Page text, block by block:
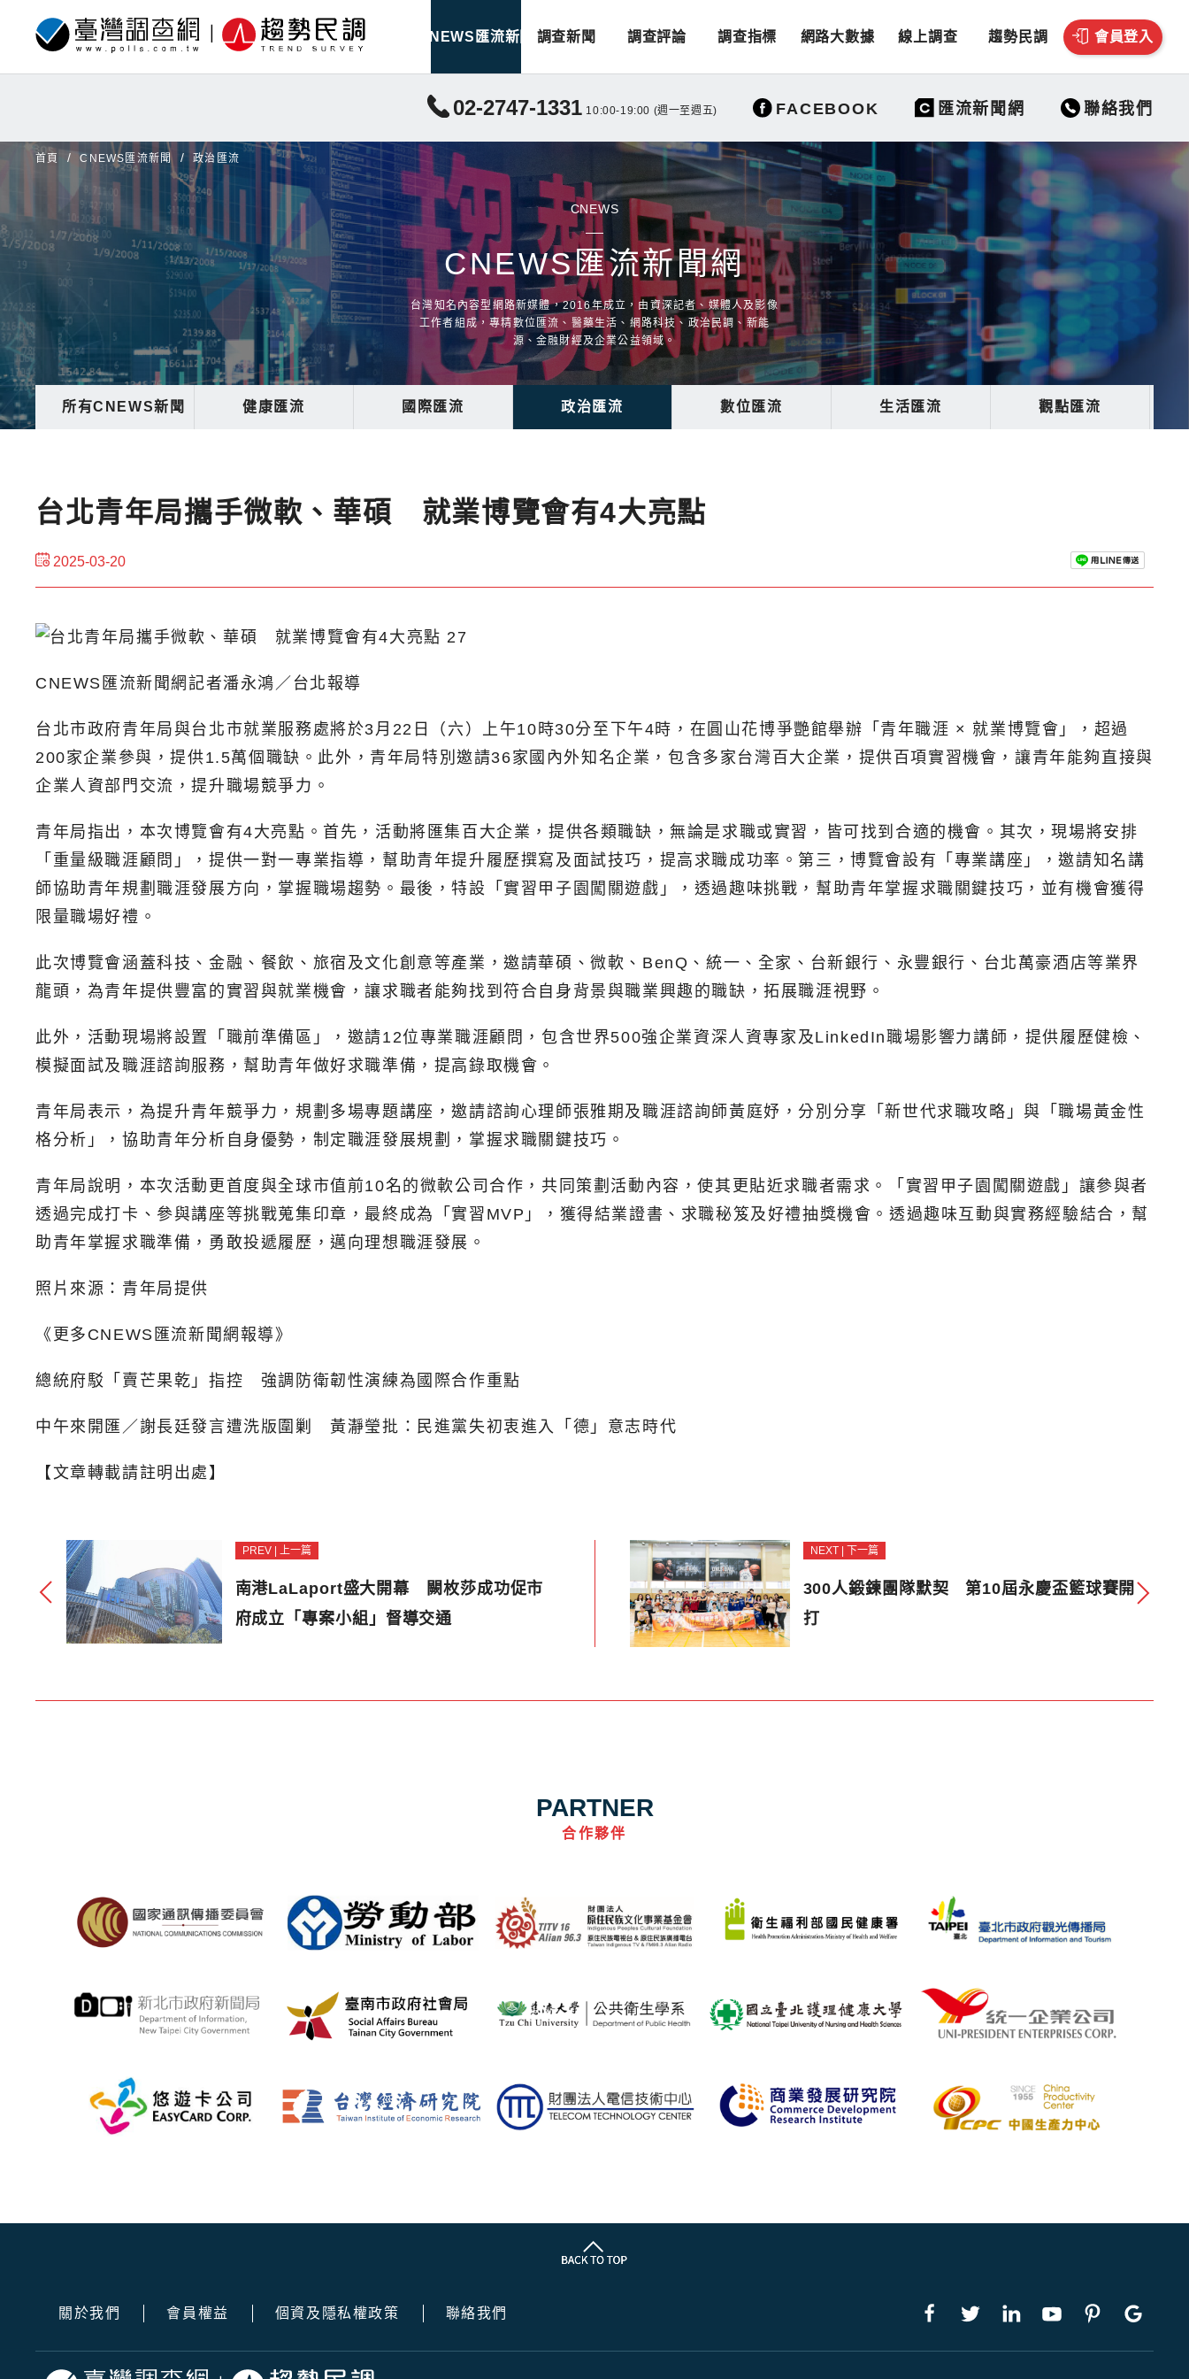
CNEWS匯流新聞 調查新聞 調查評論 調查指標 網路大數據 線上調查 趨勢民調 會員登入
02-2747-1331 10:00-19:00 (週一至週五) FACEBOOK 匯流新聞網 聯絡我們
首頁 CNEWS匯流新聞 政治匯流
CNEWS
CNEWS匯流新聞網
台灣知名內容型網路新媒體，2016年成立，由資深記者、媒體人及影像
工作者組成，專精數位匯流、醫藥生活、網路科技、政治民調、新能
源、金融財經及企業公益領域。
所有CNEWS新聞 健康匯流 國際匯流 政治匯流 數位匯流 生活匯流 觀點匯流
台北青年局攜手微軟、華碩 就業博覽會有4大亮點
2025-03-20
CNEWS匯流新聞網記者潘永鴻／台北報導
台北市政府青年局與台北市就業服務處將於3月22日（六）上午10時30分至下午4時，在圓山花博爭艷館舉辦「青年職涯 × 就業博覽會」，超過
200家企業參與，提供1.5萬個職缺。此外，青年局特別邀請36家國內外知名企業，包含多家台灣百大企業，提供百項實習機會，讓青年能夠直接與
企業人資部門交流，提升職場競爭力。
青年局指出，本次博覽會有4大亮點。首先，活動將匯集百大企業，提供各類職缺，無論是求職或實習，皆可找到合適的機會。其次，現場將安排
「重量級職涯顧問」，提供一對一專業指導，幫助青年提升履歷撰寫及面試技巧，提高求職成功率。第三，博覽會設有「專業講座」，邀請知名講
師協助青年規劃職涯發展方向，掌握職場趨勢。最後，特設「實習甲子園闖關遊戲」，透過趣味挑戰，幫助青年掌握求職關鍵技巧，並有機會獲得
限量職場好禮。
此次博覽會涵蓋科技、金融、餐飲、旅宿及文化創意等產業，邀請華碩、微軟、BenQ、統一、全家、台新銀行、永豐銀行、台北萬豪酒店等業界
龍頭，為青年提供豐富的實習與就業機會，讓求職者能夠找到符合自身背景與職業興趣的職缺，拓展職涯視野。
此外，活動現場將設置「職前準備區」，邀請12位專業職涯顧問，包含世界500強企業資深人資專家及LinkedIn職場影響力講師，提供履歷健檢、
模擬面試及職涯諮詢服務，幫助青年做好求職準備，提高錄取機會。
青年局表示，為提升青年競爭力，規劃多場專題講座，邀請諮詢心理師張雅期及職涯諮詢師黃庭妤，分別分享「新世代求職攻略」與「職場黃金性
格分析」，協助青年分析自身優勢，制定職涯發展規劃，掌握求職關鍵技巧。
青年局說明，本次活動更首度與全球市值前10名的微軟公司合作，共同策劃活動內容，使其更貼近求職者需求。「實習甲子園闖關遊戲」讓參與者
透過完成打卡、參與講座等挑戰蒐集印章，最終成為「實習MVP」，獲得結業證書、求職秘笈及好禮抽獎機會。透過趣味互動與實務經驗結合，幫
助青年掌握求職準備，勇敢投遞履歷，邁向理想職涯發展。
照片來源：青年局提供
《更多CNEWS匯流新聞網報導》
總統府駁「賣芒果乾」指控 強調防衛韌性演練為國際合作重點
中午來開匯／謝長廷發言遭洗版圍剿 黃瀞瑩批：民進黨失初衷進入「德」意志時代
【文章轉載請註明出處】
PREV | 上一篇
南港LaLaport盛大開幕 闕枚莎成功促市
府成立「專案小組」督導交通
NEXT | 下一篇
300人鍛鍊團隊默契 第10屆永慶盃籃球賽開
打
PARTNER
合作夥伴
關於我們 會員權益 個資及隱私權政策 聯絡我們